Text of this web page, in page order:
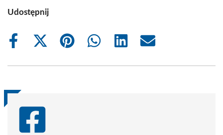
Udostępnij
Share
Share
(Twitter)
Share
Share
Share
Share